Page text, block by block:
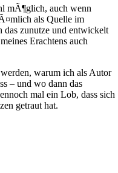
mÃ¶glich, auch wenn
als Quelle im
das zunutze und entwickelt
Erachtens auch
warum ich als Autor
– und wo dann das
mal ein Lob, dass sich
getraut hat.